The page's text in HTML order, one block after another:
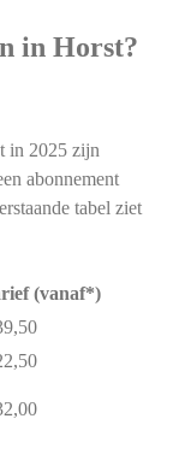
in Horst?
in 2025 zijn
abonnement
tabel ziet
(vanaf*)